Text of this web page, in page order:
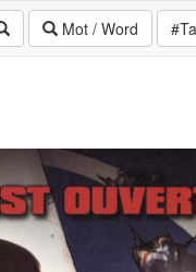
Mot / Word